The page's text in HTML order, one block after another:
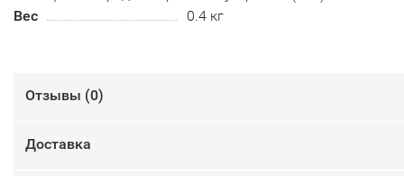
Вес
0.4 кг
Отзывы (0)
Доставка